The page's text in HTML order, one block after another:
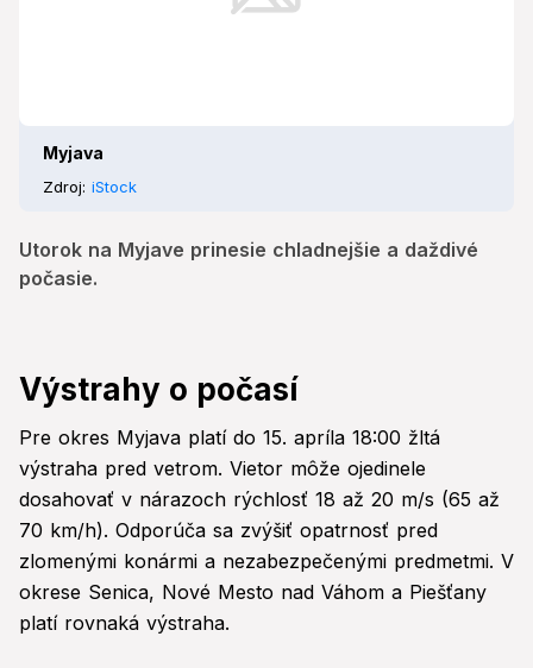
Myjava
Zdroj: iStock
Utorok na Myjave prinesie chladnejšie a daždivé
počasie.
Výstrahy o počasí
Pre okres Myjava platí do 15. apríla 18:00 žltá
výstraha pred vetrom. Vietor môže ojedinele
dosahovať v nárazoch rýchlosť 18 až 20 m/s (65 až
70 km/h). Odporúča sa zvýšiť opatrnosť pred
zlomenými konármi a nezabezpečenými predmetmi. V
okrese Senica, Nové Mesto nad Váhom a Piešťany
platí rovnaká výstraha.